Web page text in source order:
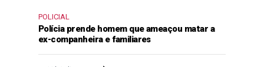
POLICIAL
Polícia prende homem que ameaçou matar a
ex-companheira e familiares